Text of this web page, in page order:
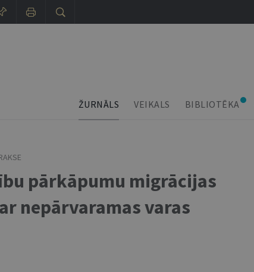
ŽURNĀLS VEIKALS BIBLIOTĒKA
pārkāpumu migrācijas
nepārvaramas varas